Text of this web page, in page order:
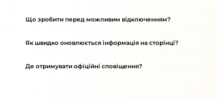
Що зробити перед можливим відключенням?
Як швидко оновлюється інформація на сторінці?
Де отримувати офіційні сповіщення?